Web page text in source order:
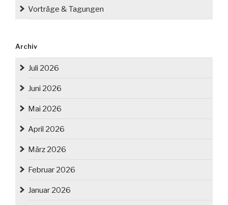
Vorträge & Tagungen
Archiv
Juli 2026
Juni 2026
Mai 2026
April 2026
März 2026
Februar 2026
Januar 2026